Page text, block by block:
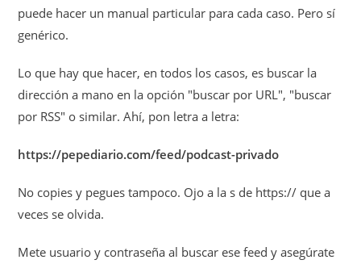
puede hacer un manual particular para cada caso. Pero sí
genérico.
Lo que hay que hacer, en todos los casos, es buscar la
dirección a mano en la opción "buscar por URL", "buscar
por RSS" o similar. Ahí, pon letra a letra:
https://pepediario.com/feed/podcast-privado
No copies y pegues tampoco. Ojo a la s de https:// que a
veces se olvida.
Mete usuario y contraseña al buscar ese feed y asegúrate